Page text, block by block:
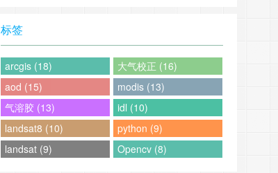
标签
arcgis (18)
大气校正 (16)
aod (15)
modis (13)
气溶胶 (13)
idl (10)
landsat8 (10)
python (9)
landsat (9)
Opencv (8)